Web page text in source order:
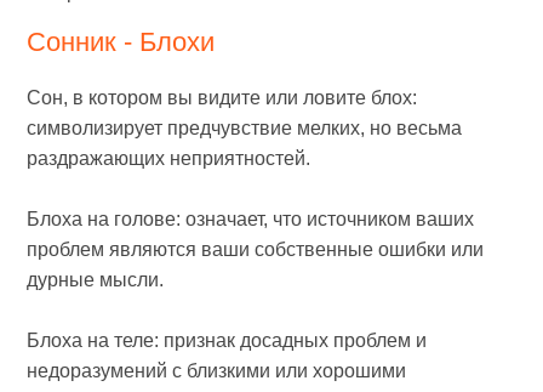
Сонник - Блохи
Сон, в котором вы видите или ловите блох:
символизирует предчувствие мелких, но весьма
раздражающих неприятностей.
Блоха на голове: означает, что источником ваших
проблем являются ваши собственные ошибки или
дурные мысли.
Блоха на теле: признак досадных проблем и
недоразумений с близкими или хорошими